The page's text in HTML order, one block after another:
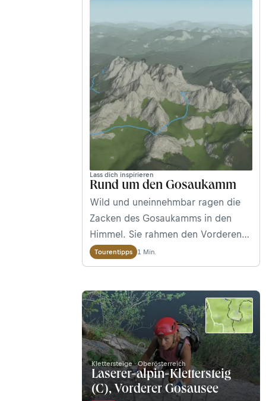
Lass dich inspirieren
Rund um den Gosaukamm
Wild und uneinnehmbar ragen die
Zacken des Gosaukamms in den
Himmel. Sie rahmen den Vorderen
Gosausee zu seiner Rechten ein,
während im Hintergrund der
rund um den Gosaukamm und um
die imposante Bischofsmütze darf
durchaus als Klassiker im
Dachsteingebirge in den
Bundesländern Oberösterreich und
Salzburg
bezeichnet&nbsp;werden.&nbsp;
Tourentipps 1 Min.
Klettersteige · Oberösterreich
Laserer-alpin-Klettersteig
(C), Vorderer Gosausee